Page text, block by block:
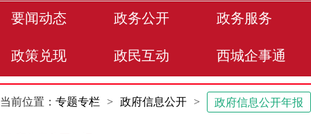
要闻动态 政务公开 政务服务
政策兑现 政民互动 西城企事通
当前位置： 专题专栏 > 政府信息公开 > 政府信息公开年报